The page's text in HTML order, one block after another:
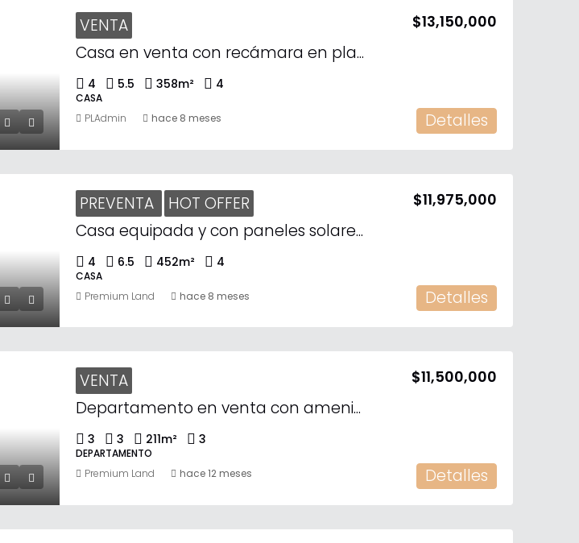
VENTA
Casa en venta con recámara en planta baja en la privada Tamara, Mérida, Yucatán
$13,150,000
4 5.5 358m² 4
CASA
Detalles
PLAdmin hace 8 meses
PREVENTA HOT OFFER
Casa equipada y con paneles solares en preventa en Provincia, Mérida, Yucatán
$11,975,000
4 6.5 452m² 4
CASA
Detalles
Premium Land hace 8 meses
VENTA
Departamento en venta con amenidades frente al mar de Chelem.
$11,500,000
3 3 211m² 3
DEPARTAMENTO
Detalles
Premium Land hace 12 meses